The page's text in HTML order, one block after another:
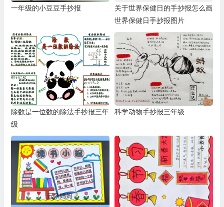
一年级的小豆豆手抄报
关于世界保健日的手抄报怎么画
世界保健日手抄报图片
除数是一位数的除法手抄报三年
级
科学动物手抄报三年级